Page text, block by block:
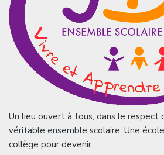
Un lieu ouvert à tous, dans le respect
véritable ensemble scolaire. Une
collège pour devenir.